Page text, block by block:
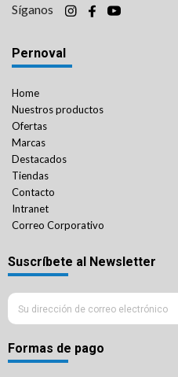
Síganos
Pernoval
Home
Nuestros productos
Ofertas
Marcas
Destacados
Tiendas
Contacto
Intranet
Correo Corporativo
Suscríbete al Newsletter
Formas de pago